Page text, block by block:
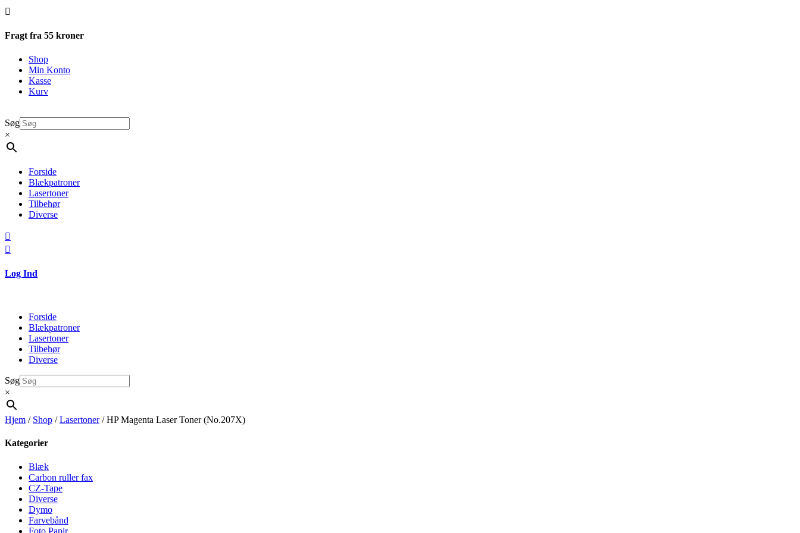

Fragt fra 55 kroner
Shop
Min Konto
Kasse
Kurv
Søg
×
Forside
Blækpatroner
Lasertoner
Tilbehør
Diverse


Log Ind
Forside
Blækpatroner
Lasertoner
Tilbehør
Diverse
Søg
×
Hjem / Shop /Lasertoner/ HP Magenta Laser Toner (No.207X)
Kategorier
Blæk
Carbon ruller fax
CZ-Tape
Diverse
Dymo
Farvebånd
Foto Papir